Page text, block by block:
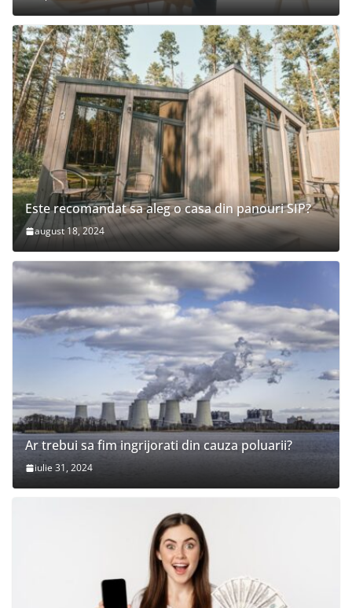
Este recomandat sa aleg o casa din panouri SIP?
august 18, 2024
Ar trebui sa fim ingrijorati din cauza poluarii?
iulie 31, 2024